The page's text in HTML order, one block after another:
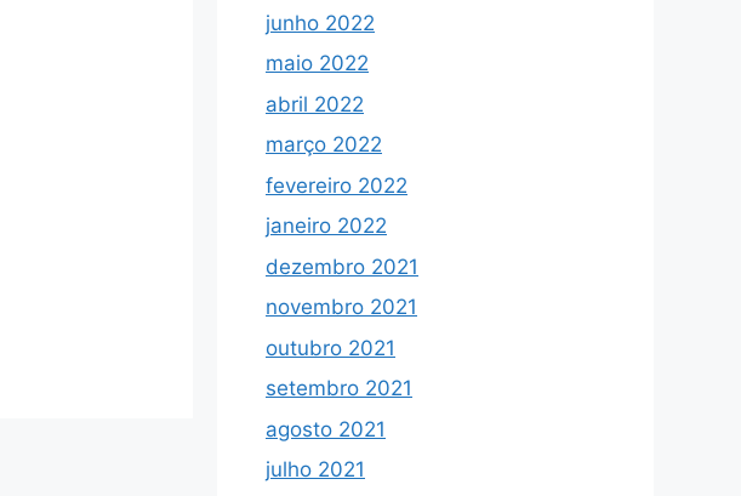
junho 2022
maio 2022
abril 2022
março 2022
fevereiro 2022
janeiro 2022
dezembro 2021
novembro 2021
outubro 2021
setembro 2021
agosto 2021
julho 2021